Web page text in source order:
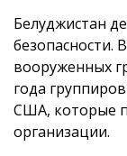
Белуджистан
безопасности.
вооруженных
года
США, которые
организации.